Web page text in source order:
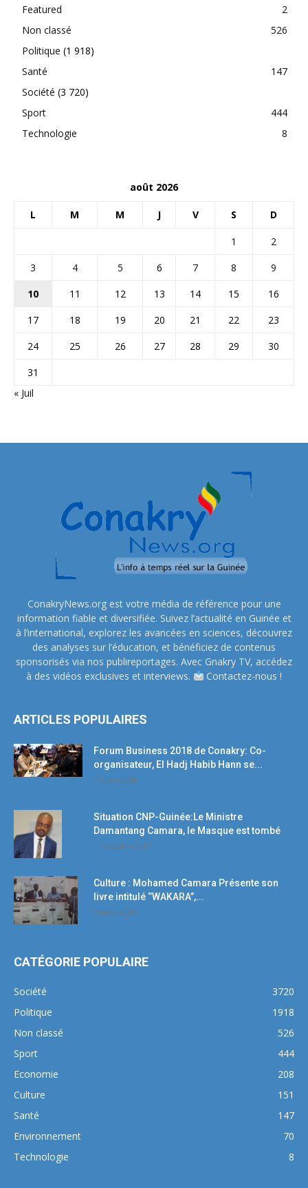
Featured
2
Non classé
526
Politique (1 918)
Santé
147
Société (3 720)
Sport
444
Technologie
8
août 2026
L M M J V S D
1
2
3
4 5 6 7 8
9
10
11 12 13 14 15
16
17
18 19 20 21 22
23
24
25 26 27 28 29
30
31
« Juil
ConakryNews.org est votre média de référence pour une
information fiable et diversifiée. Suivez l’actualité en Guinée et
à l’international, explorez les avancées en sciences, découvrez
des analyses sur l’éducation, et bénéficiez de contenus
sponsorisés via nos publireportages. Avec Gnakry TV, accédez
à des vidéos exclusives et interviews.
Contactez-nous !
ARTICLES POPULAIRES
Forum Business 2018 de Conakry: Co-
organisateur, El Hadj Habib Hann se...
19 avril 2018
Situation CNP-Guinée:Le Ministre
Damantang Camara, le Masque est tombé
11 octobre 2017
Culture : Mohamed Camara Présente son
livre intitulé ‘’WAKARA’’,...
5 mars 2018
CATÉGORIE POPULAIRE
Société
3720
Politique
1918
Non classé
526
Sport
444
Economie
208
Culture
151
Santé
147
Environnement
70
Technologie
8